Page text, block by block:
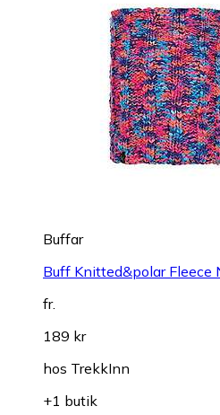
Buffar
Buff Knitted&polar Fleece
fr.
189 kr
hos TrekkInn
+1 butik